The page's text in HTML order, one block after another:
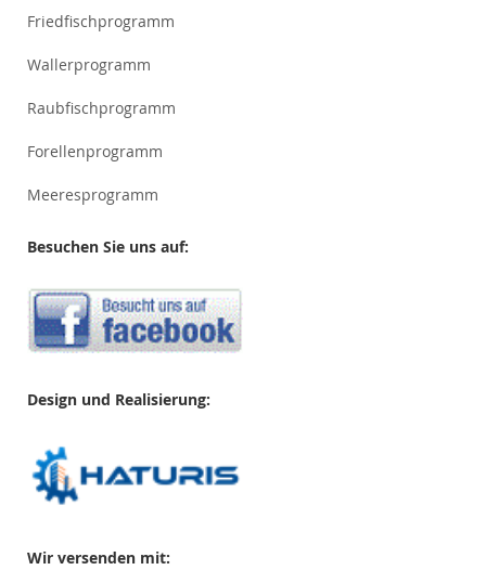
Friedfischprogramm
Wallerprogramm
Raubfischprogramm
Forellenprogramm
Meeresprogramm
Besuchen Sie uns auf:
Design und Realisierung:
Wir versenden mit: